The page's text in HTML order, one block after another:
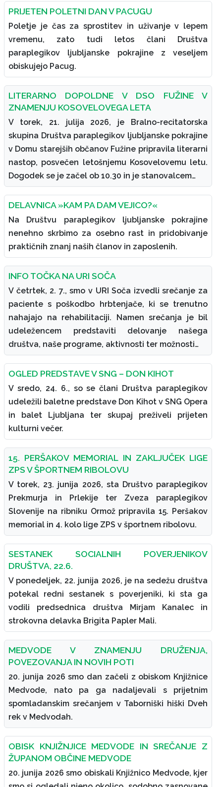
PRIJETEN POLETNI DAN V PACUGU
Poletje je čas za sprostitev in uživanje v lepem
vremenu, zato tudi letos člani Društva
paraplegikov ljubljanske pokrajine z veseljem
obiskujejo Pacug.
LITERARNO DOPOLDNE V DSO FUŽINE V
ZNAMENJU KOSOVELOVEGA LETA
V torek, 21. julija 2026, je Bralno-recitatorska
skupina Društva paraplegikov ljubljanske pokrajine
v Domu starejših občanov Fužine pripravila literarni
nastop, posvečen letošnjemu Kosovelovemu letu.
Dogodek se je začel ob 10.30 in je stanovalcem…
DELAVNICA »KAM PA DAM VEJICO?«
Na Društvu paraplegikov ljubljanske pokrajine
nenehno skrbimo za osebno rast in pridobivanje
praktičnih znanj naših članov in zaposlenih.
INFO TOČKA NA URI SOČA
V četrtek, 2. 7., smo v URI Soča izvedli srečanje za
paciente s poškodbo hrbtenjače, ki se trenutno
nahajajo na rehabilitaciji. Namen srečanja je bil
udeležencem predstaviti delovanje našega
društva, naše programe, aktivnosti ter možnosti…
OGLED PREDSTAVE V SNG – DON KIHOT
V sredo, 24. 6., so se člani Društva paraplegikov
udeležili baletne predstave Don Kihot v SNG Opera
in balet Ljubljana ter skupaj preživeli prijeten
kulturni večer.
15. PERŠAKOV MEMORIAL IN ZAKLJUČEK LIGE
ZPS V ŠPORTNEM RIBOLOVU
V torek, 23. junija 2026, sta Društvo paraplegikov
Prekmurja in Prlekije ter Zveza paraplegikov
Slovenije na ribniku Ormož pripravila 15. Peršakov
memorial in 4. kolo lige ZPS v športnem ribolovu.
SESTANEK SOCIALNIH POVERJENIKOV
DRUŠTVA, 22.6.
V ponedeljek, 22. junija 2026, je na sedežu društva
potekal redni sestanek s poverjeniki, ki sta ga
vodili predsednica društva Mirjam Kanalec in
strokovna delavka Brigita Papler Mali.
MEDVODE V ZNAMENJU DRUŽENJA,
POVEZOVANJA IN NOVIH POTI
20. junija 2026 smo dan začeli z obiskom Knjižnice
Medvode, nato pa ga nadaljevali s prijetnim
spomladanskim srečanjem v Taborniški hiški Dveh
rek v Medvodah.
OBISK KNJIŽNJICE MEDVODE IN SREČANJE Z
ŽUPANOM OBČINE MEDVODE
20. junija 2026 smo obiskali Knjižnico Medvode, kjer